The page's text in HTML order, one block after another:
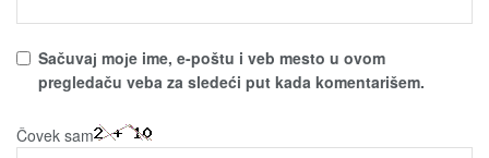
Sačuvaј moјe ime, e-poštu i veb mesto u ovom
pregledaču veba za sledeći put kada komentarišem.
Čovek sam